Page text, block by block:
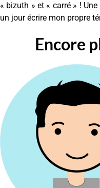
« bizuth » et « carré » !
un jour écrire mon propre
Encore